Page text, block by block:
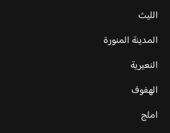
الليث
المدينة المنورة
النعيرية
الهفوف
املج